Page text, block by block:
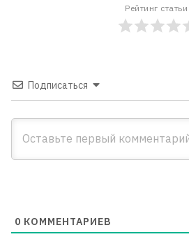
Рейтинг статьи
Подписаться
0 КОММЕНТАРИЕВ